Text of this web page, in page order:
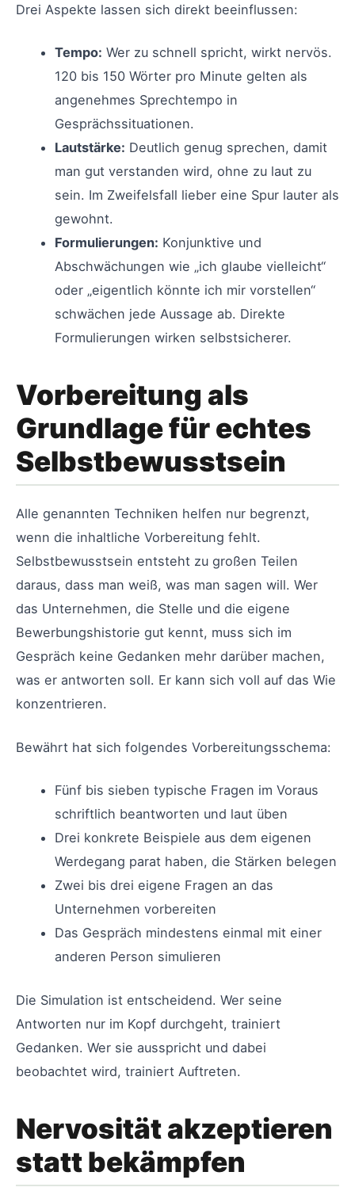
Drei Aspekte lassen sich direkt beeinflussen:
Tempo: Wer zu schnell spricht, wirkt nervös.
120 bis 150 Wörter pro Minute gelten als
angenehmes Sprechtempo in
Gesprächssituationen.
Lautstärke: Deutlich genug sprechen, damit
man gut verstanden wird, ohne zu laut zu
sein. Im Zweifelsfall lieber eine Spur lauter als
gewohnt.
Formulierungen: Konjunktive und
Abschwächungen wie „ich glaube vielleicht“
oder „eigentlich könnte ich mir vorstellen“
schwächen jede Aussage ab. Direkte
Formulierungen wirken selbstsicherer.
Vorbereitung als
Grundlage für echtes
Selbstbewusstsein
Alle genannten Techniken helfen nur begrenzt,
wenn die inhaltliche Vorbereitung fehlt.
Selbstbewusstsein entsteht zu großen Teilen
daraus, dass man weiß, was man sagen will. Wer
das Unternehmen, die Stelle und die eigene
Bewerbungshistorie gut kennt, muss sich im
Gespräch keine Gedanken mehr darüber machen,
was er antworten soll. Er kann sich voll auf das Wie
konzentrieren.
Bewährt hat sich folgendes Vorbereitungsschema:
Fünf bis sieben typische Fragen im Voraus
schriftlich beantworten und laut üben
Drei konkrete Beispiele aus dem eigenen
Werdegang parat haben, die Stärken belegen
Zwei bis drei eigene Fragen an das
Unternehmen vorbereiten
Das Gespräch mindestens einmal mit einer
anderen Person simulieren
Die Simulation ist entscheidend. Wer seine
Antworten nur im Kopf durchgeht, trainiert
Gedanken. Wer sie ausspricht und dabei
beobachtet wird, trainiert Auftreten.
Nervosität akzeptieren
statt bekämpfen